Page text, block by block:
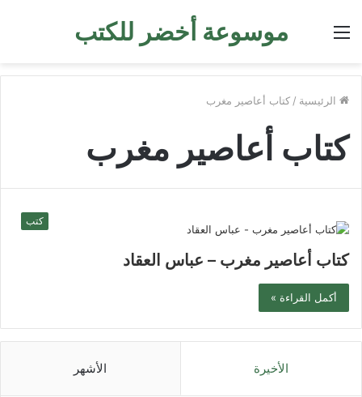
موسوعة أخضر للكتب القائمة
الرئيسية / كتاب أعاصير مغرب
كتاب أعاصير مغرب
كتب
كتاب أعاصير مغرب – عباس العقاد
أكمل القراءة »
الأخيرة الأشهر